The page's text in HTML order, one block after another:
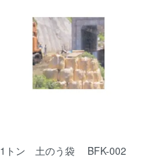
1トン 土のう袋 BFK-002